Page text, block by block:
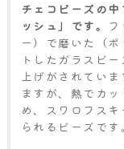
チェコビーズの
ッシュ」です。
ー）で磨いた（
トしたガラスビ
上げがされてい
ますが、熱でカ
め、スワロフス
られるビーズです